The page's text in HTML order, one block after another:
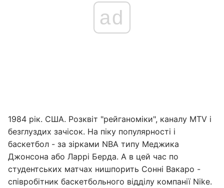
ad
1984 рік. США. Розквіт "рейганоміки", каналу MTV і
безглуздих зачісок. На піку популярності і
баскетбол - за зірками NBA типу Меджика
Джонсона або Ларрі Берда. А в цей час по
студентських матчах нишпорить Сонні Вакаро -
співробітник баскетбольного відділу компанії Nike.